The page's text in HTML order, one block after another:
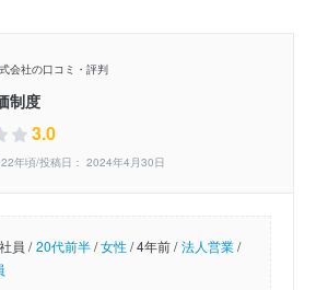
会社の口コミ・評判
制度
3.0
年頃/投稿日： 2024年4月30日
員 / 20代前半/女性/4年前 / 法人営業/